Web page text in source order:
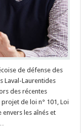
de défense des
Laval-Laurentides
des récentes
de loi n° 101, Loi
les aînés et